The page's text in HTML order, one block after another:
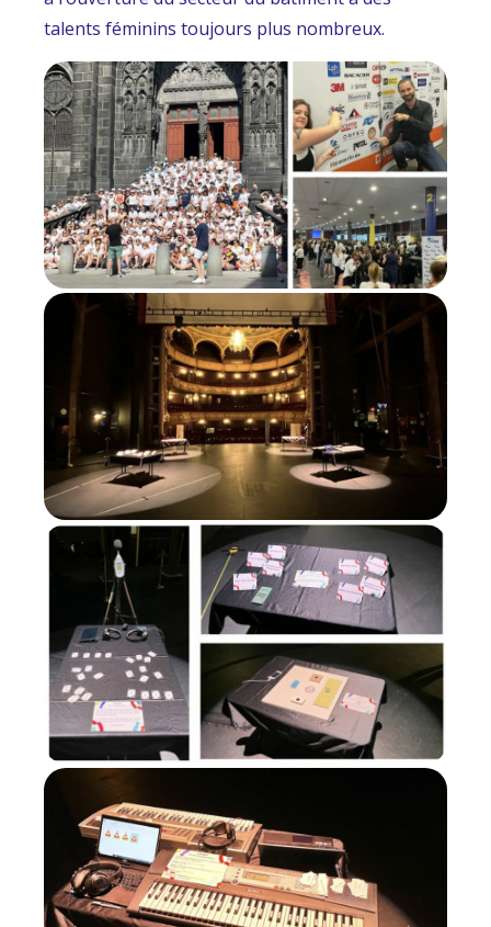
talents féminins toujours plus nombreux.